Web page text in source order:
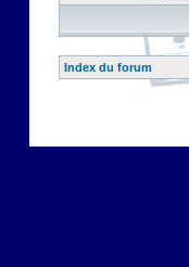
Index du forum